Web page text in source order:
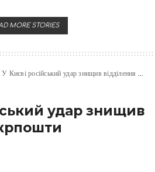
MORE STORIES
У Києві російський удар знищив відділення Укрпошти
удар знищив